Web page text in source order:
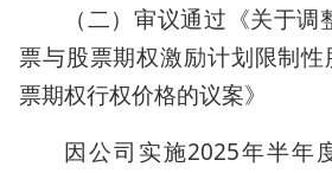
（二）审议通过《关于
票与股票期权激励计划限制
票期权行权价格的议案》
因公司实施2025年半年